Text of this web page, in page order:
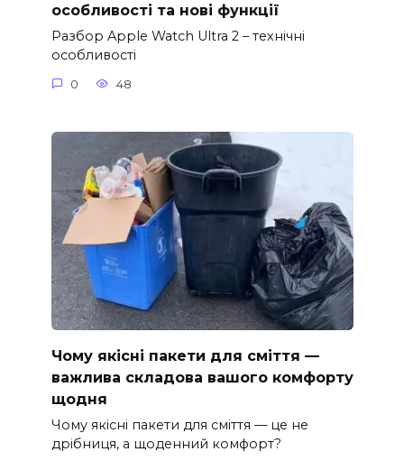
особливості та нові функції
Разбор Apple Watch Ultra 2 – технічні
особливості
0 48
Чому якісні пакети для сміття —
важлива складова вашого комфорту
щодня
Чому якісні пакети для сміття — це не
дрібниця, а щоденний комфорт?